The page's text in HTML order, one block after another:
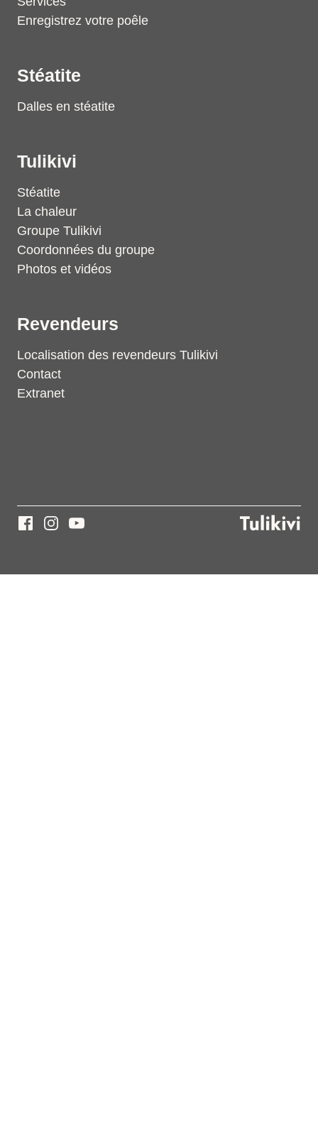
Enregistrez votre poêle
Stéatite
Dalles en stéatite
Tulikivi
Stéatite
La chaleur
Groupe Tulikivi
Coordonnées du groupe
Photos et vidéos
Revendeurs
Localisation des revendeurs Tulikivi
Contact
Extranet